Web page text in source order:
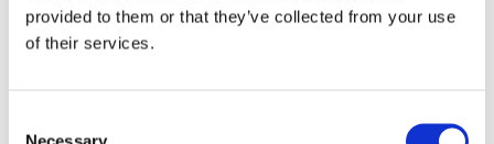
provided to them or that they’ve collected from your use
of their services.
Necessary